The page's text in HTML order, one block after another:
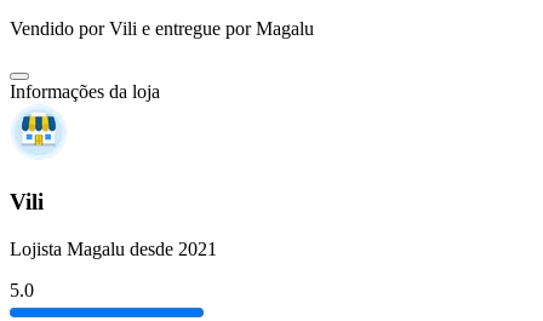
Vendido porVili e entregue por Magalu
Informações da loja
Vili
Lojista Magalu desde 2021
5.0